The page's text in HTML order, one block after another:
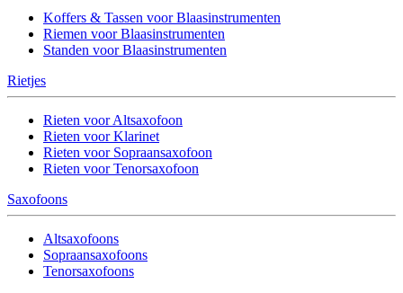
Koffers & Tassen voor Blaasinstrumenten
Riemen voor Blaasinstrumenten
Standen voor Blaasinstrumenten
Rietjes
Rieten voor Altsaxofoon
Rieten voor Klarinet
Rieten voor Sopraansaxofoon
Rieten voor Tenorsaxofoon
Saxofoons
Altsaxofoons
Sopraansaxofoons
Tenorsaxofoons